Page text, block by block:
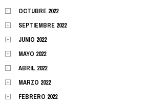
OCTUBRE 2022
SEPTIEMBRE 2022
JUNIO 2022
MAYO 2022
ABRIL 2022
MARZO 2022
FEBRERO 2022